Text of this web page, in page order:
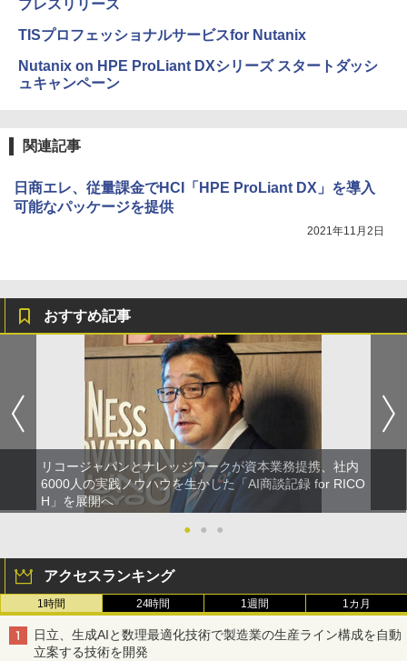
プレスリリース
TISプロフェッショナルサービスfor Nutanix
Nutanix on HPE ProLiant DXシリーズ スタートダッシ
ュキャンペーン
関連記事
日商エレ、従量課金でHCI「HPE ProLiant DX」を導入
可能なパッケージを提供
2021年11月2日
おすすめ記事
リコージャパンとナレッジワークが資本業務提携、社内
6000人の実践ノウハウを生かした「AI商談記録 for RICO
H」を展開へ
●
● ●
アクセスランキング
1時間 24時間 1週間 1カ月
日立、生成AIと数理最適化技術で製造業の生産ライン構成を自動
立案する技術を開発